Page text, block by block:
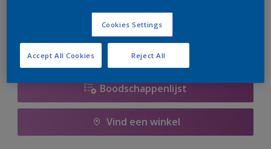
er hard aan om de voorraad aan te vullen.
Boodschappenlijst
Vind een winkel
Cookies Settings
Reject All
Accept All Cookies